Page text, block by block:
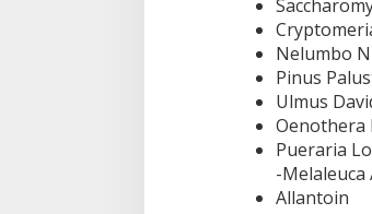
Nelumbo
Pinus
Ulmus
Oenothera
Pueraria
-
Allantoin